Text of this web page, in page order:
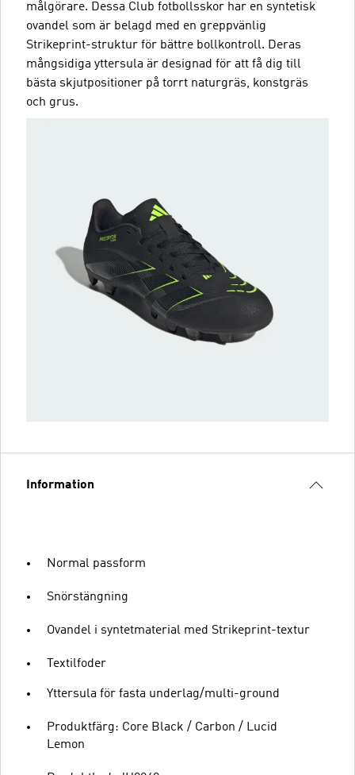
målgörare. Dessa Club fotbollsskor har en syntetisk
ovandel som är belagd med en greppvänlig
Strikeprint-struktur för bättre bollkontroll. Deras
mångsidiga yttersula är designad för att få dig till
bästa skjutpositioner på torrt naturgräs, konstgräs
och grus.
Information
Normal passform
Snörstängning
Ovandel i syntetmaterial med Strikeprint-textur
Textilfoder
Yttersula för fasta underlag/multi-ground
Produktfärg: Core Black / Carbon / Lucid
Lemon